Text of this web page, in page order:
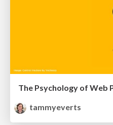
tammyeverts